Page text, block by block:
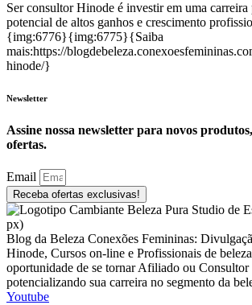
Ser consultor Hinode é investir em uma carreira
potencial de altos ganhos e crescimento
{img:6776}{img:6775}{Saiba
mais:https://
hinode/}
Newsletter
Assine nossa newsletter para novos
ofertas.
Email
Receba ofertas exclusivas!
Blog da Beleza Conexões Femininas:
Hinode, Cursos on-line e Profissionais de
oportunidade de se tornar Afiliado ou
potencializando sua carreira no segmento da
Youtube